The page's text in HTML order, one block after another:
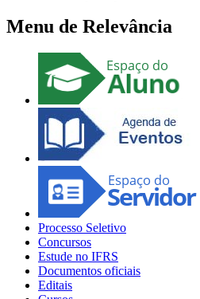
Menu de Relevância
Processo Seletivo
Concursos
Estude no IFRS
Documentos oficiais
Editais